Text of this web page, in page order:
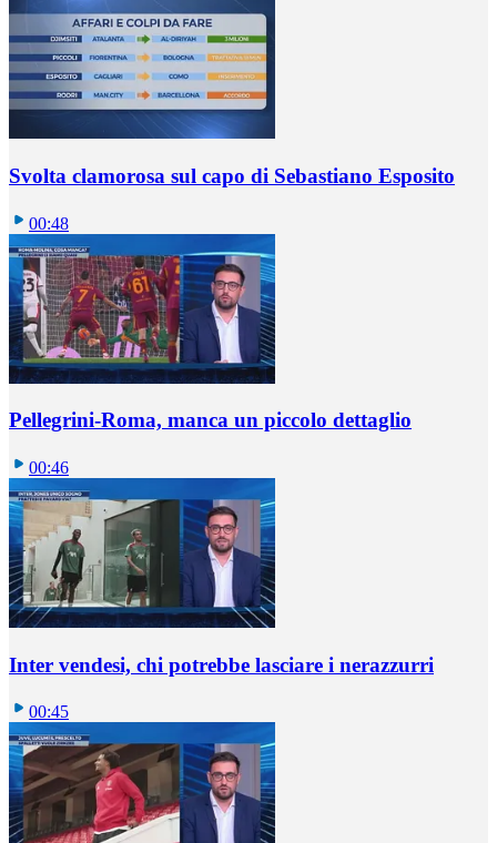
Svolta clamorosa sul capo di Sebastiano Esposito
00:48
Pellegrini-Roma, manca un piccolo dettaglio
00:46
Inter vendesi, chi potrebbe lasciare i nerazzurri
00:45